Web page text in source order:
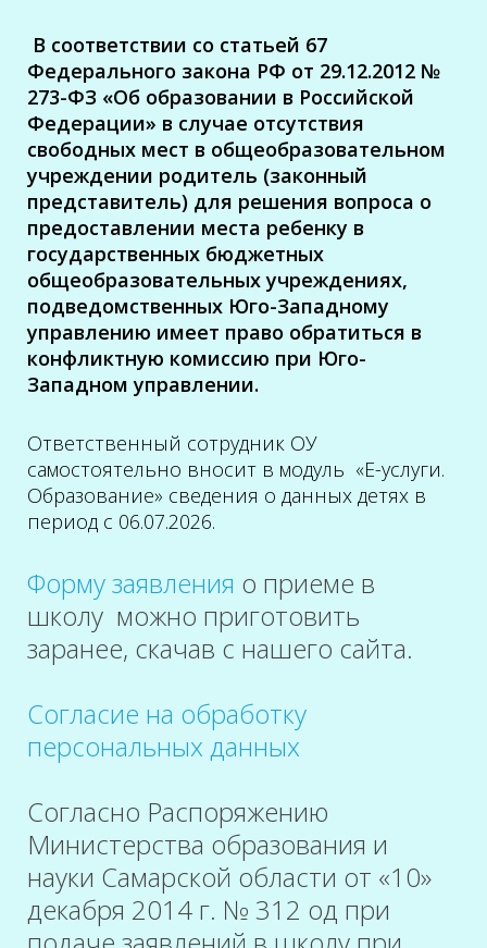
В соответствии со статьей 67
Федерального закона РФ от 29.12.2012 №
273-ФЗ «Об образовании в Российской
Федерации» в случае отсутствия
свободных мест в общеобразовательном
учреждении родитель (законный
представитель) для решения вопроса о
предоставлении места ребенку в
государственных бюджетных
общеобразовательных учреждениях,
подведомственных Юго-Западному
управлению имеет право обратиться в
конфликтную комиссию при Юго-
Западном управлении.
Ответственный сотрудник ОУ
самостоятельно вносит в модуль «Е-услуги.
Образование» сведения о данных детях в
период с 06.07.2026.
Форму заявления о приеме в
школу можно приготовить
заранее, скачав с нашего сайта.
Согласие на обработку
персональных данных
Согласно Распоряжению
Министерства образования и
науки Самарской области от «10»
декабря 2014 г. № 312 од при